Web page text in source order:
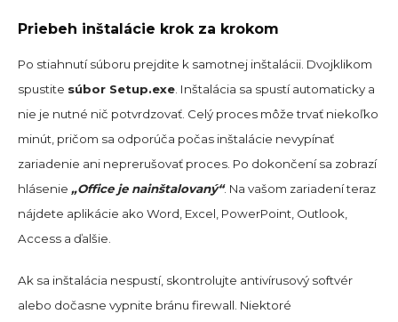
Priebeh inštalácie krok za krokom
Po stiahnutí súboru prejdite k samotnej inštalácii. Dvojklikom
spustite súbor Setup.exe . Inštalácia sa spustí automaticky a
nie je nutné nič potvrdzovať. Celý proces môže trvať niekoľko
minút, pričom sa odporúča počas inštalácie nevypínať
zariadenie ani neprerušovať proces. Po dokončení sa zobrazí
hlásenie „Office je nainštalovaný“. Na vašom zariadení teraz
nájdete aplikácie ako Word, Excel, PowerPoint, Outlook,
Access a ďalšie.
Ak sa inštalácia nespustí, skontrolujte antivírusový softvér
alebo dočasne vypnite bránu firewall. Niektoré